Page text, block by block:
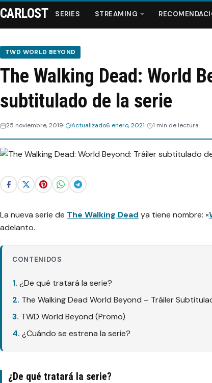
Series
Streaming
Webisodios
CARLOST SERIES STREAMING
TWD WORLD BEYOND
The Walking Dead: World
subtitulado de la serie
25 noviembre, 2019 Actualizado6 enero, 2021 1 min de lectura
La nueva serie de The Walking Dead ya tiene nombre: «
adelanto.
CONTENIDOS
¿De qué tratará la serie?
The Walking Dead World Beyond – Tráiler
TWD World Beyond (Promo)
¿Cuándo se estrena la serie?
¿De qué tratará la serie?